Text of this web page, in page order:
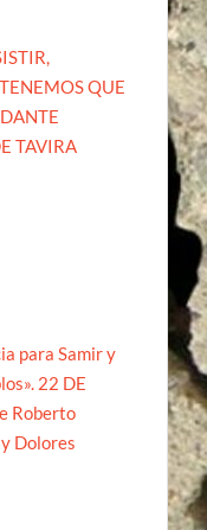
QUE
TAVIRA
para Samir y
22 DE
Roberto
Dolores